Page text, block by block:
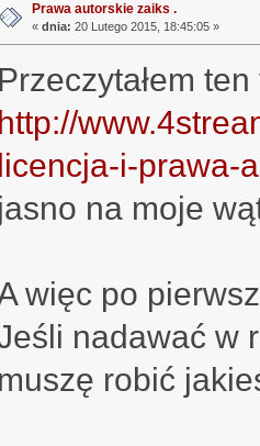
Prawa autorskie zaiks .
« dnia: 20 Lutego 2015, 18:45:05 »
Przeczytałem
http://
licencja-i-prawa-
jasno na moje
więc po
nadawać w
muszę robić